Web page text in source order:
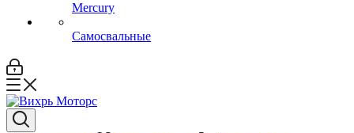
Mercury
Самосвальные